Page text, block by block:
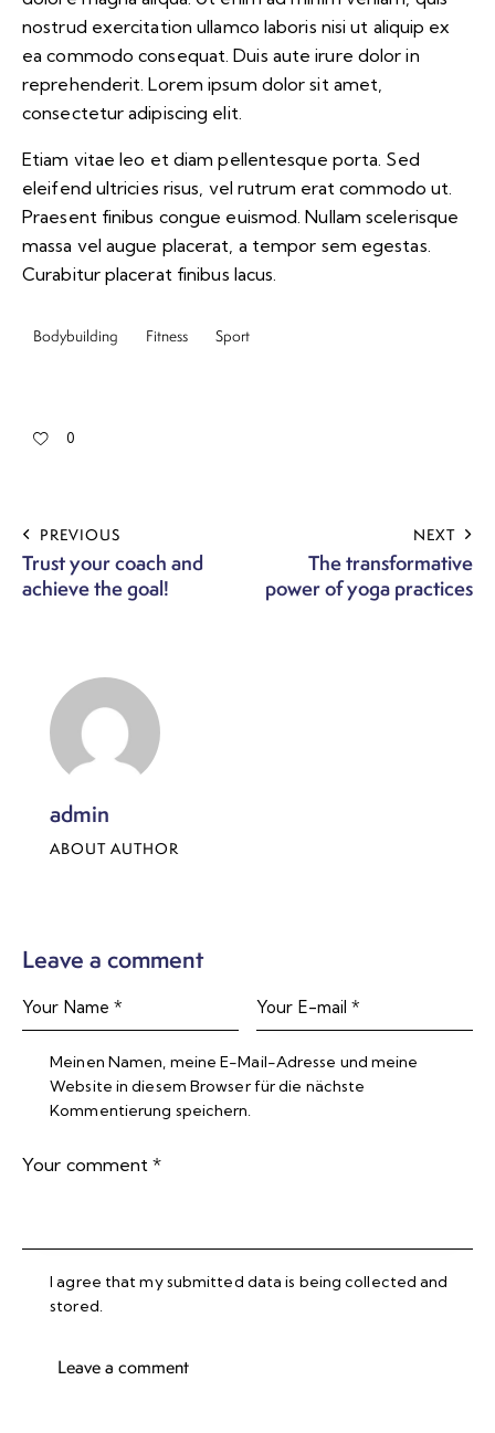
nostrud exercitation ullamco laboris nisi ut aliquip ex
ea commodo consequat. Duis aute irure dolor in
reprehenderit. Lorem ipsum dolor sit amet,
consectetur adipiscing elit.
Etiam vitae leo et diam pellentesque porta. Sed
eleifend ultricies risus, vel rutrum erat commodo ut.
Praesent finibus congue euismod. Nullam scelerisque
massa vel augue placerat, a tempor sem egestas.
Curabitur placerat finibus lacus.
Bodybuilding Fitness Sport
0
PREVIOUS
Trust your coach and
achieve the goal!
NEXT
The transformative
power of yoga practices
admin
ABOUT AUTHOR
Leave a comment
Meinen Namen, meine E-Mail-Adresse und meine
Website in diesem Browser für die nächste
Kommentierung speichern.
I agree that my submitted data is being collected and
stored.